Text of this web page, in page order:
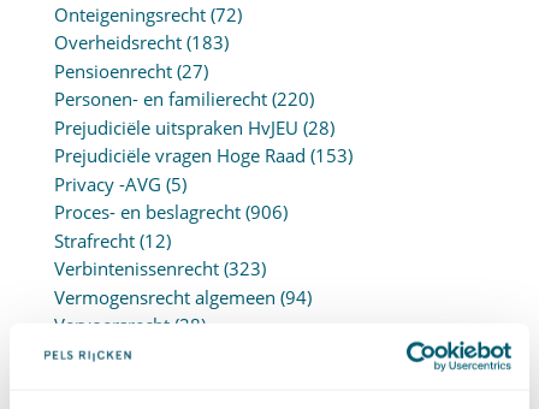
Onteigeningsrecht(72)
Overheidsrecht(183)
Pensioenrecht(27)
Personen- en familierecht(220)
Prejudiciële uitspraken HvJEU (28)
Prejudiciële vragen Hoge Raad (153)
Privacy -AVG (5)
Proces- en beslagrecht(906)
Strafrecht(12)
Verbintenissenrecht(323)
Vermogensrecht algemeen (94)
Vervoersrecht(28)
Verzekeringsrecht